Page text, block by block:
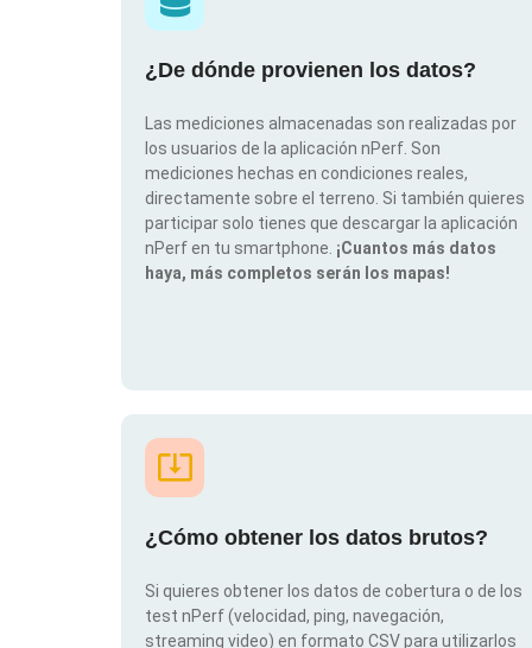
¿De dónde provienen los datos?
Las mediciones almacenadas son realizadas por
los usuarios de la aplicación nPerf. Son
mediciones hechas en condiciones reales,
directamente sobre el terreno. Si también quieres
participar solo tienes que descargar la aplicación
nPerf en tu smartphone. ¡Cuantos más datos
haya, más completos serán los mapas!
¿Cómo obtener los datos brutos?
Si quieres obtener los datos de cobertura o de los
test nPerf (velocidad, ping, navegación,
streaming video) en formato CSV para utilizarlos